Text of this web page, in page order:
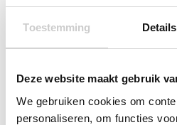
Toestemming Details
Deze website maakt gebruik
We gebruiken cookies om
personaliseren, om functies